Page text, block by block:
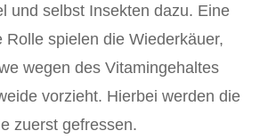
und selbst Insekten dazu. Eine
Rolle spielen die Wiederkäuer,
wegen des Vitamingehaltes
vorzieht. Hierbei werden die
zuerst gefressen.